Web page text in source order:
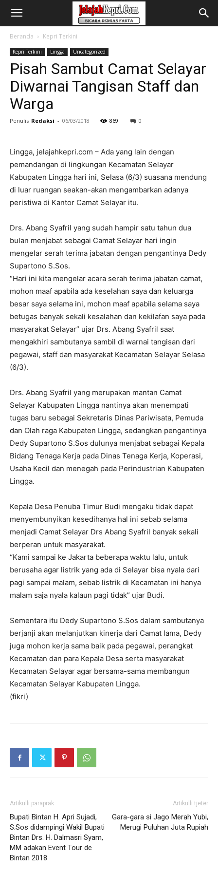
Beranda Kepri Terkini
Kepri Terkini Lingga Uncategorized
Pisah Sambut Camat Selayar
Diwarnai Tangisan Staff dan
Warga
Penulis Redaksi - 06/03/2018 869 0
Lingga, jelajahkepri.com – Ada yang lain dengan
pemandangan di lingkungan Kecamatan Selayar
Kabupaten Lingga hari ini, Selasa (6/3) suasana mendung
di luar ruangan seakan-akan mengambarkan adanya
peristiwa di Kantor Camat Selayar itu.
Drs. Abang Syafril yang sudah hampir satu tahun dua
bulan menjabat sebagai Camat Selayar hari ingin
mengelar serah terima jabatan dengan pengantinya Dedy
Supartono S.Sos.
“Hari ini kita mengelar acara serah terima jabatan camat,
mohon maaf apabila ada keselahan saya dan keluarga
besar saya selama ini, mohon maaf apabila selama saya
betugas banyak sekali kesalahan dan kekilafan saya pada
masyarakat Selayar” ujar Drs. Abang Syafril saat
mengakhiri sambutanya sambil di warnai tangisan dari
pegawai, staff dan masyarakat Kecamatan Selayar Selasa
(6/3).
Drs. Abang Syafril yang merupakan mantan Camat
Selayar Kabupaten Lingga nantinya akan menempati
tugas baru sebagai Sekretaris Dinas Pariwisata, Pemuda
dan Olah raga Kabupaten Lingga, sedangkan pengantinya
Dedy Supartono S.Sos dulunya menjabat sebagai Kepala
Bidang Tenaga Kerja pada Dinas Tenaga Kerja, Koperasi,
Usaha Kecil dan menegah pada Perindustrian Kabupaten
Lingga.
Kepala Desa Penuba Timur Budi mengaku tidak dapat
menyembunyikan kesedihanya hal ini sebab selama
menjadi Camat Selayar Drs Abang Syafril banyak sekali
berperan untuk masyarakat.
“Kami sampai ke Jakarta beberapa waktu lalu, untuk
berusaha agar listrik yang ada di Selayar bisa nyala dari
pagi sampai malam, sebab listrik di Kecamatan ini hanya
malam saja nyala kalaun pagi tidak” ujar Budi.
Sementara itu Dedy Supartono S.Sos dalam sambutanya
berjanji akan melanjutkan kinerja dari Camat lama, Dedy
juga mohon kerja sama baik pada pegawai, perangkat
Kecamatan dan para Kepala Desa serta masyarakat
Kecamatan Selayar agar bersama-sama membangun
Kecamatan Selayar Kabupaten Lingga.
(fikri)
Artikulli paraprak
Bupati Bintan H. Apri Sujadi,
S.Sos didampingi Wakil Bupati
Bintan Drs. H. Dalmasri Syam,
MM adakan Event Tour de
Bintan 2018
Artikulli tjetër
Gara-gara si Jago Merah Yubi,
Merugi Puluhan Juta Rupiah